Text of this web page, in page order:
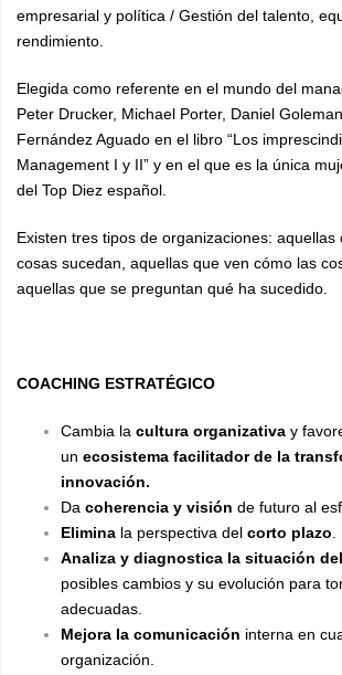
empresarial y política / Gestión del talento,
rendimiento.
Elegida como referente en el mundo del
Peter Drucker, Michael Porter, Daniel
Fernández Aguado en el libro “Los
Management I y II” y en el que es la única
del Top Diez español.
Existen tres tipos de organizaciones: aquellas
cosas sucedan, aquellas que ven cómo las
aquellas que se preguntan qué ha sucedido.
COACHING ESTRATÉGICO
Cambia la cultura organizativa y
un ecosistema facilitador de la
innovación.
Da coherencia y visión de futuro al
Elimina la perspectiva del corto plazo
Analiza y diagnostica la situación
posibles cambios y su evolución para
adecuadas.
Mejora la comunicación interna en
organización.